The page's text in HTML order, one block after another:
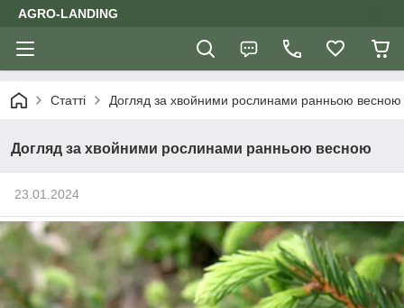
AGRO-LANDING
Статті Догляд за хвойними рослинами ранньою весною
Догляд за хвойними рослинами ранньою весною
23.01.2024